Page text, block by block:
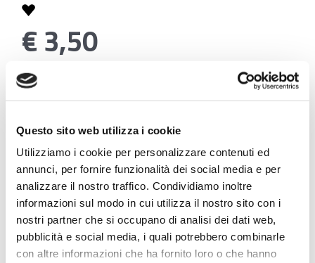
Questo sito web utilizza i cookie
Utilizziamo i cookie per personalizzare contenuti ed
annunci, per fornire funzionalità dei social media e per
analizzare il nostro traffico. Condividiamo inoltre
informazioni sul modo in cui utilizza il nostro sito con i
nostri partner che si occupano di analisi dei dati web,
pubblicità e social media, i quali potrebbero combinarle
con altre informazioni che ha fornito loro o che hanno
€ 3,50
Codice:
Pratica degli esercizi a corpo libero: Arti superiori
e tronco - Classi 3-4-5 Info - 3-4-5 Tur
Se sei studente della scuola utilizza il coupon
"CPVIDEOPILLOLA " in fase di checkout per azzerare
il costo della VideoPillola